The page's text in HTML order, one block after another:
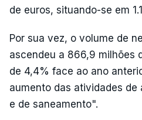
de euros, situando-se em
Por sua vez, o volume de
ascendeu a 866,9 milhões
de 4,4% face ao ano
aumento das atividades
e de saneamento".